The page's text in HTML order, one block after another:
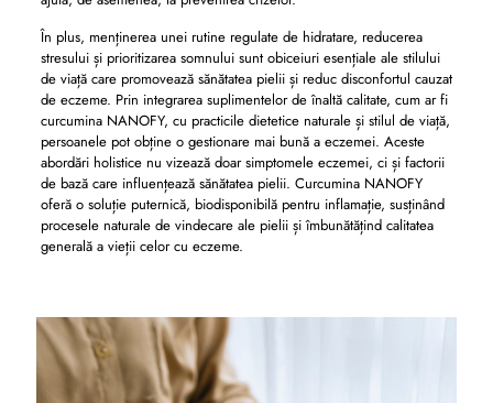
În plus, menținerea unei rutine regulate de hidratare, reducerea
stresului și prioritizarea somnului sunt obiceiuri esențiale ale stilului
de viață care promovează sănătatea pielii și reduc disconfortul cauzat
de eczeme. Prin integrarea suplimentelor de înaltă calitate, cum ar fi
curcumina NANOFY, cu practicile dietetice naturale și stilul de viață,
persoanele pot obține o gestionare mai bună a eczemei. Aceste
abordări holistice nu vizează doar simptomele eczemei, ci și factorii
de bază care influențează sănătatea pielii. Curcumina NANOFY
oferă o soluție puternică, biodisponibilă pentru inflamație, susținând
procesele naturale de vindecare ale pielii și îmbunătățind calitatea
generală a vieții celor cu eczeme.